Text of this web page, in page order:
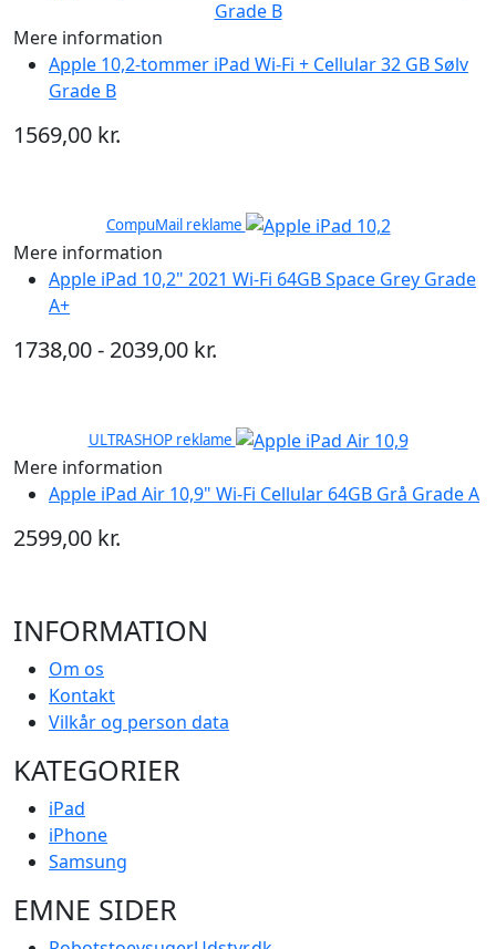
Mere information
Apple 10,2-tommer iPad Wi-Fi + Cellular 32 GB Sølv
Grade B
1569,00 kr.
CompuMail reklame
Mere information
Apple iPad 10,2" 2021 Wi-Fi 64GB Space Grey Grade
A+
1738,00 - 2039,00 kr.
ULTRASHOP reklame
Mere information
Apple iPad Air 10,9" Wi-Fi Cellular 64GB Grå Grade A
2599,00 kr.
INFORMATION
Om os
Kontakt
Vilkår og person data
KATEGORIER
iPad
iPhone
Samsung
EMNE SIDER